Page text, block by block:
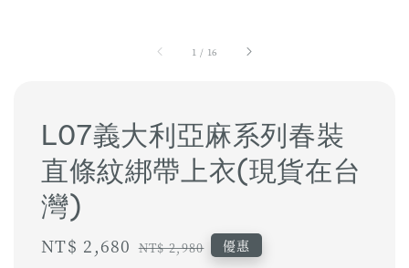
1 / 16
L07義大利亞麻系列春裝
直條紋綁帶上衣(現貨在台
灣)
Sale
NT$ 2,680 Regular
NT$ 2,980 優惠